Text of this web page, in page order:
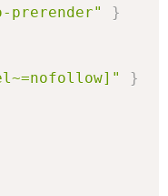
prerender"
}
}